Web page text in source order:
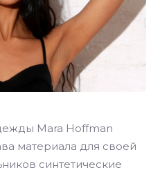
Mara Hoffman
материала для своей
синтетические